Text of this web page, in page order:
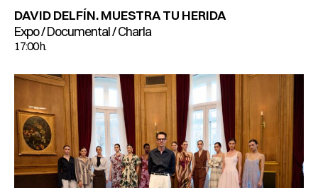
DAVID DELFÍN. MUESTRA TU HERIDA
Expo / Documental / Charla
17:00 h.